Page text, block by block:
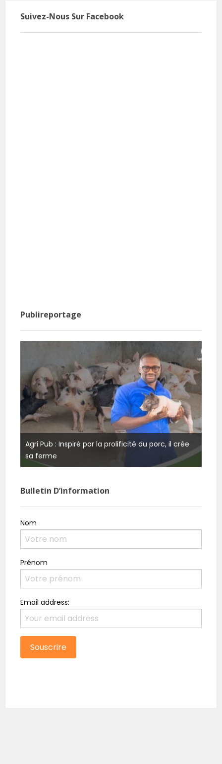
Suivez-Nous Sur Facebook
Publireportage
Agri Pub : Inspiré par la prolificité du porc, il crée
sa ferme
Bulletin D’information
Nom
Prénom
Email address: